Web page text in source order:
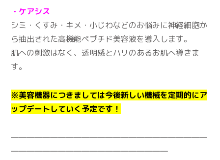
・ケアシス
シミ・くすみ・キメ・小じわなどのお悩みに神経細胞か
ら抽出された高機能ペプチド美容液を導入します。
肌への刺激はなく、透明感とハリのあるお肌へ導きま
す。
※美容機器につきましては今後新しい機械を定期的にア
ップデートしていく予定です！
―――――――――――――――――――――――――
――――――――――――――――――――